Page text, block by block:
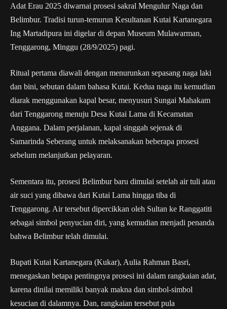
Adat Erau 2025 diwarnai prosesi sakral Mengulur Naga dan
Belimbur. Tradisi turun-temurun Kesultanan Kutai Kartanegara
Ing Martadipura ini digelar di depan Museum Mulawarman,
Tenggarong, Minggu (28/9/2025) pagi.
Ritual pertama diawali dengan menurunkan sepasang naga laki
dan bini, sebutan dalam bahasa Kutai. Kedua naga itu kemudian
diarak menggunakan kapal besar, menyusuri Sungai Mahakam
dari Tenggarong menuju Desa Kutai Lama di Kecamatan
Anggana. Dalam perjalanan, kapal singgah sejenak di
Samarinda Seberang untuk melaksanakan beberapa prosesi
sebelum melanjutkan pelayaran.
Sementara itu, prosesi Belimbur baru dimulai setelah air tuli atau
air suci yang dibawa dari Kutai Lama hingga tiba di
Tenggarong. Air tersebut dipercikkan oleh Sultan ke Ranggatiti
sebagai simbol penyucian diri, yang kemudian menjadi penanda
bahwa Belimbur telah dimulai.
Bupati Kutai Kartanegara (Kukar), Aulia Rahman Basri,
menegaskan betapa pentingnya prosesi ini dalam rangkaian adat,
karena dinilai memiliki banyak makna dan simbol-simbol
kesucian di dalamnya. Dan, rangkaian tersebut pula